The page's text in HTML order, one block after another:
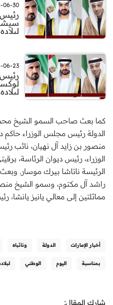
30 | 01:55
رئيس
لبلاده
23 | 01:59
رئيس
لبلاده
كما بعث صاحب السمو الشيخ
الدولة رئيس مجلس الوزراء حاكم
منصور بن زايد آل نهيان، نائب
الوزراء، رئيس ديوان الرئاسة،
الرئيسة ناتاشا بيرك موسار.
راشد آل مكتوم، وسمو الشيخ
مماثلتين إلى معالي يانيز يانشا،
أخبار الإمارات الدولة ونائباه
بمناسبة اليوم الوطني
شارك المقال: